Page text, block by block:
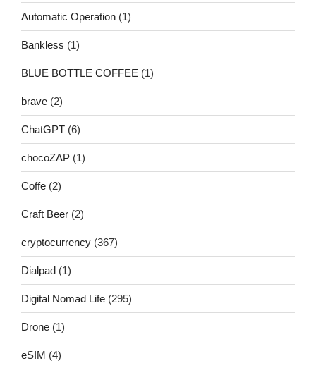
Automatic Operation (1)
Bankless (1)
BLUE BOTTLE COFFEE (1)
brave (2)
ChatGPT (6)
chocoZAP (1)
Coffe (2)
Craft Beer (2)
cryptocurrency (367)
Dialpad (1)
Digital Nomad Life (295)
Drone (1)
eSIM (4)